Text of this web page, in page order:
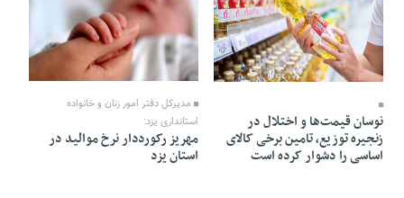
29 Ordibehesht 1405 - 21:14
نوسان قیمت‌ها و اختلال در
زنجیره توزیع، تامین برخی کالای
اساسی را دشوار کرده است
28 Ordibehesht 1405 - 18:58
مدیرکل دفتر امور زنان و خانواده
استانداری یزد:
مهریز رکورددار نرخ موالید در
استان یزد